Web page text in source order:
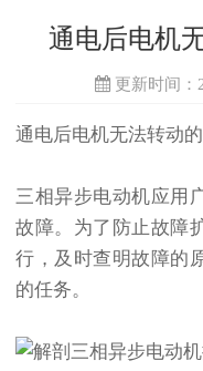
通电后电机
更新时间
通电后电机无法转动的
三相异步电动机应用
故障。为了防止故障
行，及时查明故障的
的任务。